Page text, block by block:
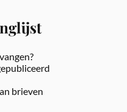
brieven